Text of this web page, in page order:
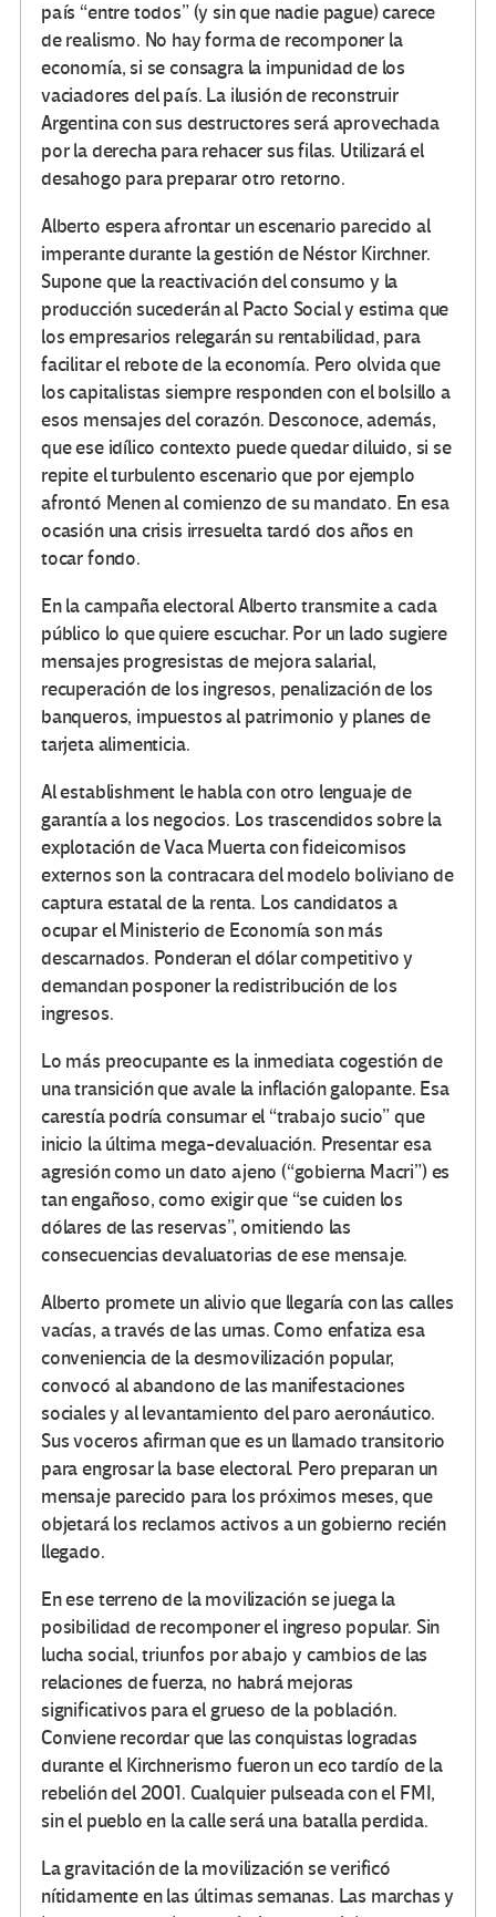
país “entre todos” (y sin que nadie pague) carece
de realismo. No hay forma de recomponer la
economía, si se consagra la impunidad de los
vaciadores del país. La ilusión de reconstruir
Argentina con sus destructores será aprovechada
por la derecha para rehacer sus filas. Utilizará el
desahogo para preparar otro retorno.
Alberto espera afrontar un escenario parecido al
imperante durante la gestión de Néstor Kirchner.
Supone que la reactivación del consumo y la
producción sucederán al Pacto Social y estima que
los empresarios relegarán su rentabilidad, para
facilitar el rebote de la economía. Pero olvida que
los capitalistas siempre responden con el bolsillo a
esos mensajes del corazón. Desconoce, además,
que ese idílico contexto puede quedar diluido, si se
repite el turbulento escenario que por ejemplo
afrontó Menen al comienzo de su mandato. En esa
ocasión una crisis irresuelta tardó dos años en
tocar fondo.
En la campaña electoral Alberto transmite a cada
público lo que quiere escuchar. Por un lado sugiere
mensajes progresistas de mejora salarial,
recuperación de los ingresos, penalización de los
banqueros, impuestos al patrimonio y planes de
tarjeta alimenticia.
Al establishment le habla con otro lenguaje de
garantía a los negocios. Los trascendidos sobre la
explotación de Vaca Muerta con fideicomisos
externos son la contracara del modelo boliviano de
captura estatal de la renta. Los candidatos a
ocupar el Ministerio de Economía son más
descarnados. Ponderan el dólar competitivo y
demandan posponer la redistribución de los
ingresos.
Lo más preocupante es la inmediata cogestión de
una transición que avale la inflación galopante. Esa
carestía podría consumar el “trabajo sucio” que
inicio la última mega-devaluación. Presentar esa
agresión como un dato ajeno (“gobierna Macri”) es
tan engañoso, como exigir que “se cuiden los
dólares de las reservas”, omitiendo las
consecuencias devaluatorias de ese mensaje.
Alberto promete un alivio que llegaría con las calles
vacías, a través de las urnas. Como enfatiza esa
conveniencia de la desmovilización popular,
convocó al abandono de las manifestaciones
sociales y al levantamiento del paro aeronáutico.
Sus voceros afirman que es un llamado transitorio
para engrosar la base electoral. Pero preparan un
mensaje parecido para los próximos meses, que
objetará los reclamos activos a un gobierno recién
llegado.
En ese terreno de la movilización se juega la
posibilidad de recomponer el ingreso popular. Sin
lucha social, triunfos por abajo y cambios de las
relaciones de fuerza, no habrá mejoras
significativos para el grueso de la población.
Conviene recordar que las conquistas logradas
durante el Kirchnerismo fueron un eco tardío de la
rebelión del 2001. Cualquier pulseada con el FMI,
sin el pueblo en la calle será una batalla perdida.
La gravitación de la movilización se verificó
nítidamente en las últimas semanas. Las marchas y